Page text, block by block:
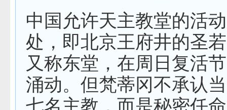
中国允许天主教堂的活
处，即北京王府井的圣
又称东堂，在周日复活
涌动。但梵蒂冈不承认
七名主教，而是秘密任